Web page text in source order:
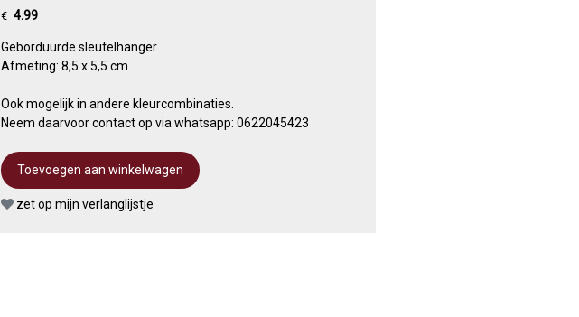
€ 4.99
Geborduurde sleutelhanger
Afmeting: 8,5 x 5,5 cm
Ook mogelijk in andere kleurcombinaties.
Neem daarvoor contact op via whatsapp: 0622045423
zet op mijn verlanglijstje